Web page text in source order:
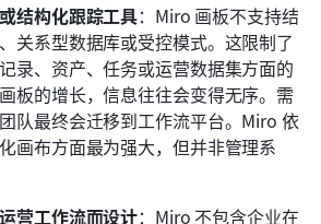
或结构化跟踪工具：Miro 画板不支持结
关系型数据库或受控模式。这限制了
录、资产、任务或运营数据集方面的
板的增长，信息往往会变得无序。需
队最终会迁移到工作流平台。Miro 依
画布方面最为强大，但并非管理系
营工作流而设计：Miro 不包含企业在